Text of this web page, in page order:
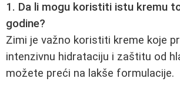
1. Da li mogu koristiti istu kremu
godine?
Zimi je važno koristiti kreme koje
intenzivnu hidrataciju i zaštitu od
možete preći na lakše formulacije.